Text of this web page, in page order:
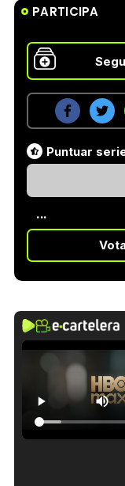
PARTICIPA
Puntuar
...